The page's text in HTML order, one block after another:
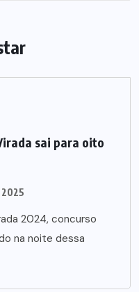
sai para oito
2025
2024, concurso
na noite dessa